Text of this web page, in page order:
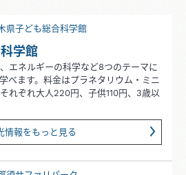
学館
エネルギーの科学など8つのテーマに
べます。料金はプラネタリウム・ミニ
れぞれ大人220円、子供110円、3歳以
情報をもっと見る